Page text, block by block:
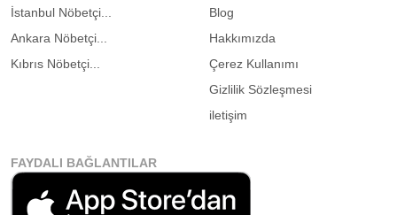
İstanbul Nöbetçi...
Ankara Nöbetçi...
Kıbrıs Nöbetçi...
Blog
Hakkımızda
Çerez Kullanımı
Gizlilik Sözleşmesi
iletişim
FAYDALI BAĞLANTILAR